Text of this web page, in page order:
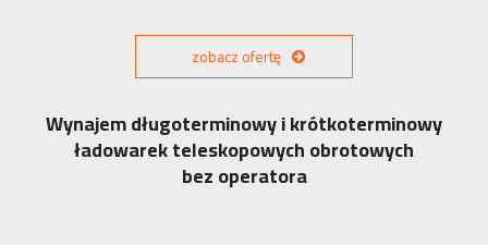
zobacz ofertę
Wynajem długoterminowy i krótkoterminowy
ładowarek teleskopowych obrotowych
bez operatora